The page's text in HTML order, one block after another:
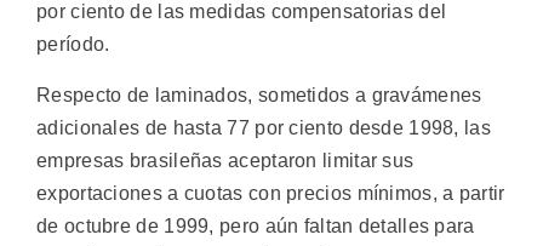
por ciento de las medidas compensatorias del
período.
Respecto de laminados, sometidos a gravámenes
adicionales de hasta 77 por ciento desde 1998, las
empresas brasileñas aceptaron limitar sus
exportaciones a cuotas con precios mínimos, a partir
de octubre de 1999, pero aún faltan detalles para